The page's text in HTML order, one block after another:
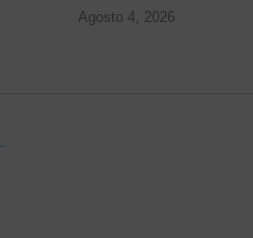
Agosto 4, 2026